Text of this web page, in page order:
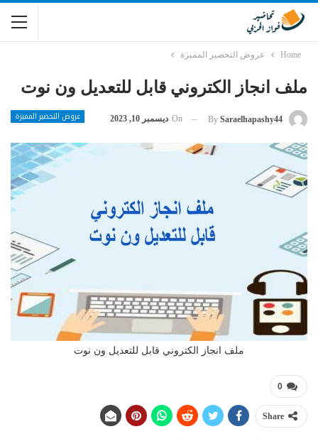
Home عروض التحضير المميزة
ملف انجاز الكتروني قابل للتعديل ون نوت
عروض التحضير المميزة By Saraelhapashy44
On ديسمبر 10, 2023
ملف انجاز الكتروني قابل للتعديل ون نوت
0
Share